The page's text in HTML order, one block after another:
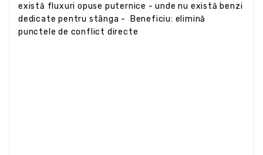
există fluxuri opuse puternice - unde nu există benzi
dedicate pentru stânga - Beneficiu: elimină
punctele de conflict directe